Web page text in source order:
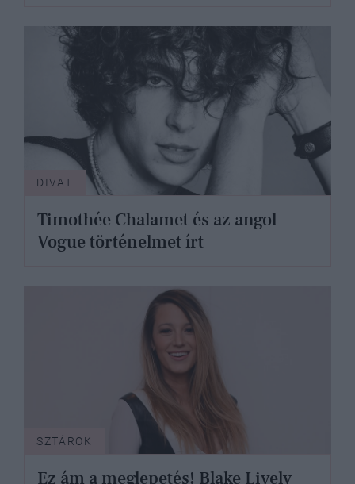
DIVAT
Timothée Chalamet és az angol
Vogue történelmet írt
SZTÁROK
Ez ám a meglepetés! Blake Lively